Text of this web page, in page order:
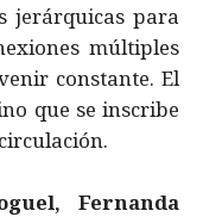
jerárquicas para
múltiples
constante. El
que se inscribe
Fernanda